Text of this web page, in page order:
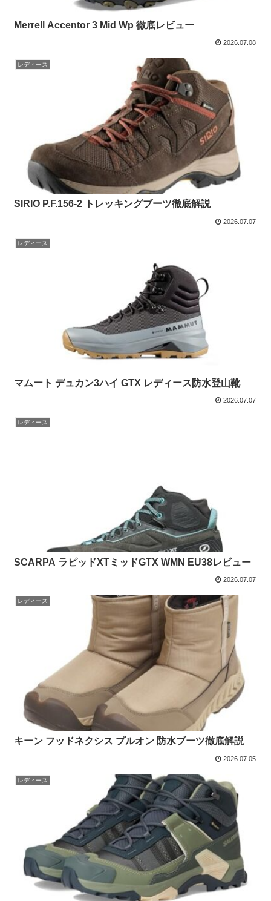
Merrell Accentor 3 Mid Wp 徹底レビュー
2026.07.08
レディース
SIRIO P.F.156-2 トレッキングブーツ徹底解説
2026.07.07
レディース
マムート デュカン3ハイ GTX レディース防水登山靴
2026.07.07
レディース
SCARPA ラピッドXTミッドGTX WMN EU38レビュー
2026.07.07
レディース
キーン フッドネクシス プルオン 防水ブーツ徹底解説
2026.07.05
レディース